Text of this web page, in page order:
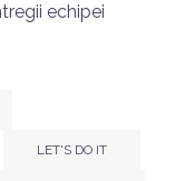
echipei
LET'S DO IT